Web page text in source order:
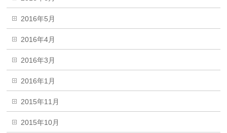
2016年5月
2016年4月
2016年3月
2016年1月
2015年11月
2015年10月